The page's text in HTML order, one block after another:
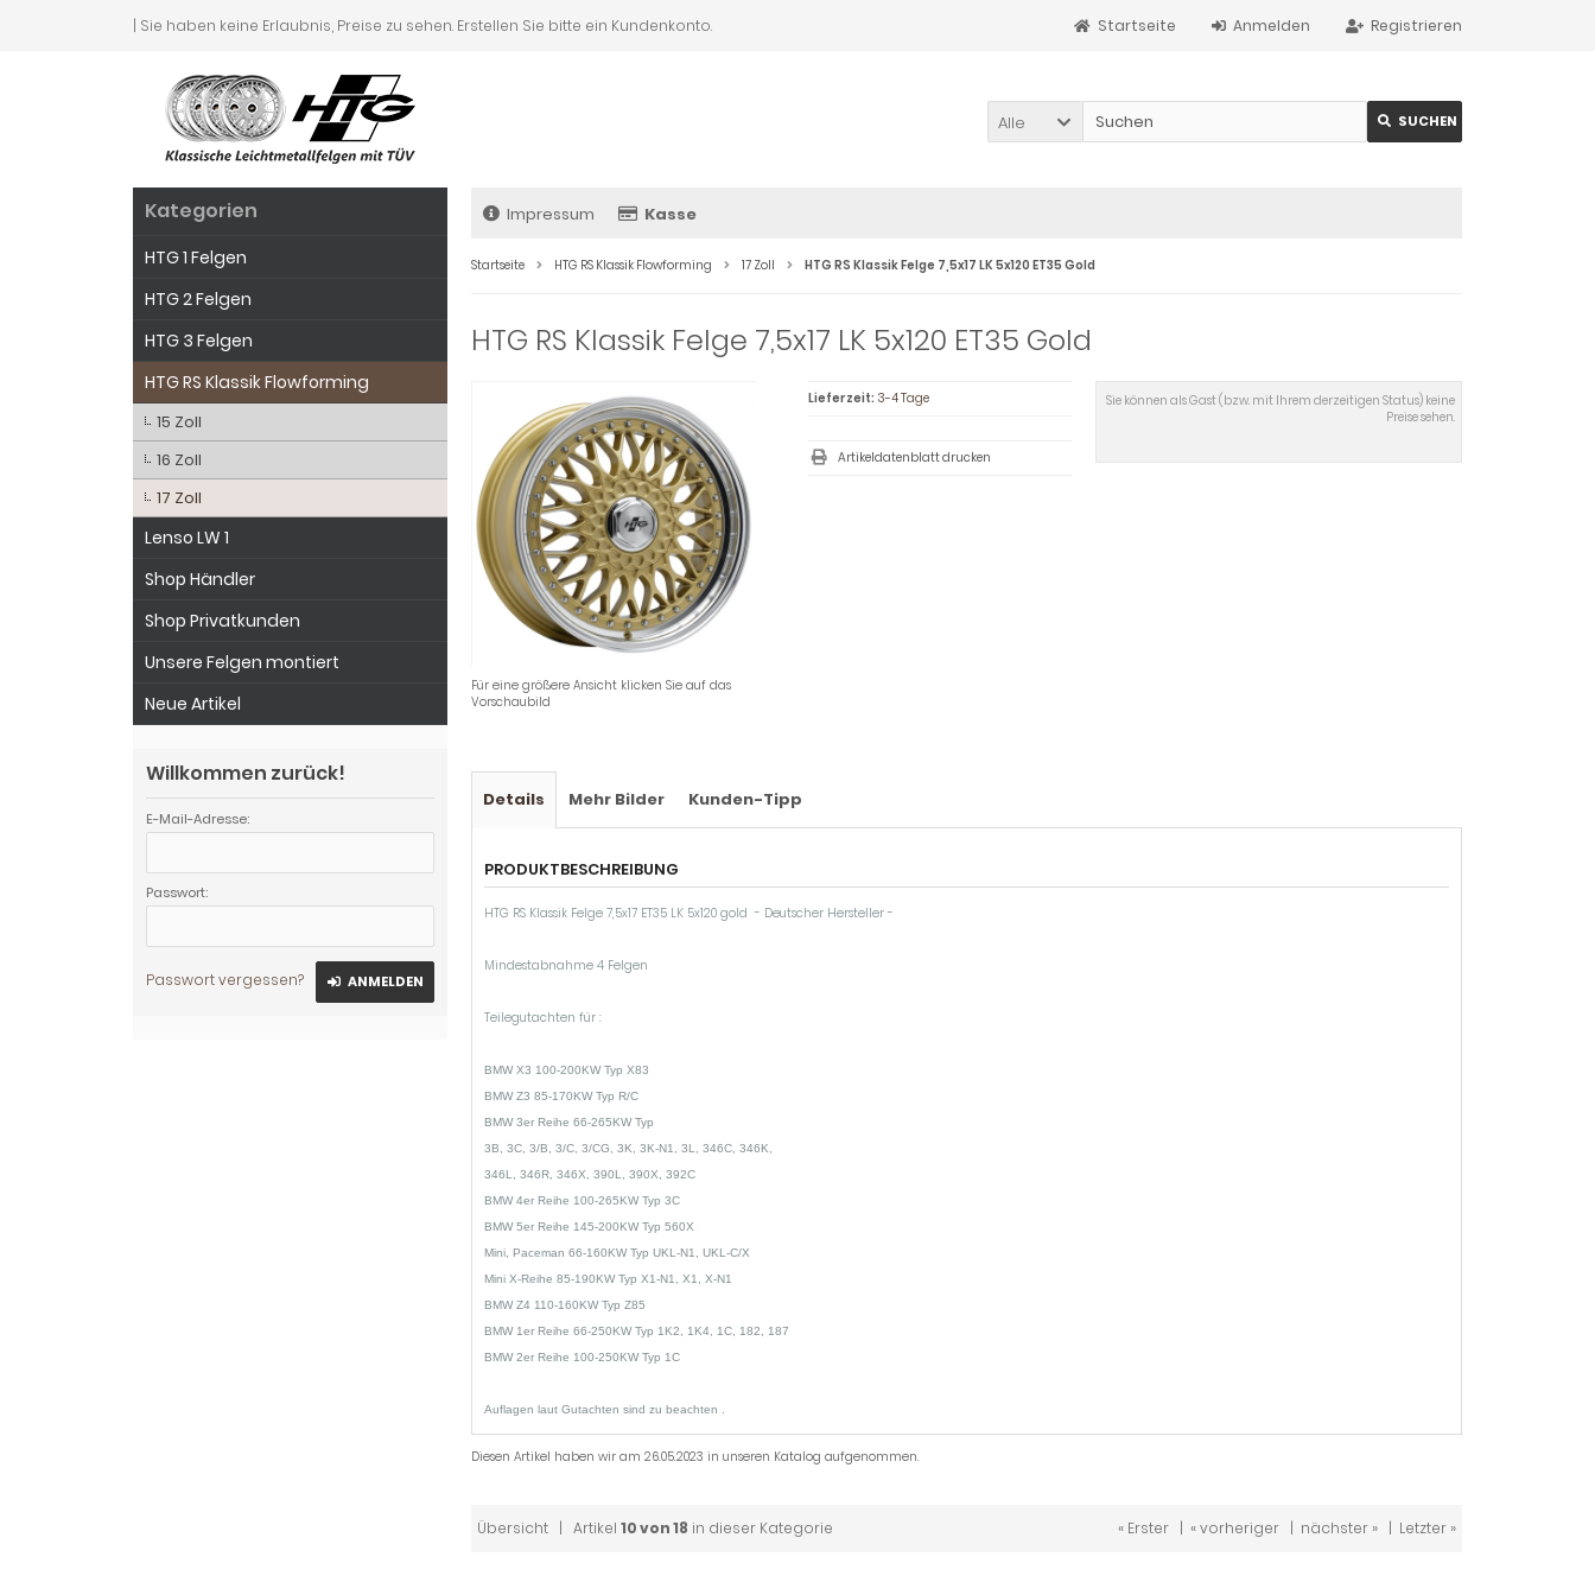
| Sie haben keine Erlaubnis, Preise zu sehen. Erstellen Sie bitte ein Kundenkonto. Registrieren
Anmelden
Startseite
Alle SUCHEN
Impressum Kasse
Startseite HTG RS Klassik Flowforming 17 Zoll HTG RS Klassik Felge 7,5x17 LK 5x120 ET35 Gold
HTG RS Klassik Felge 7,5x17 LK 5x120 ET35 Gold
Für eine größere Ansicht klicken Sie auf das
Vorschaubild
Sie können als Gast (bzw. mit Ihrem derzeitigen Status) keine
Preise sehen.
Lieferzeit: 3-4 Tage
Artikeldatenblatt drucken
Details Mehr Bilder Kunden-Tipp
PRODUKTBESCHREIBUNG
HTG RS Klassik Felge 7,5x17 ET35 LK 5x120 gold - Deutscher Hersteller -
Mindestabnahme 4 Felgen
Teilegutachten für :
BMW X3 100-200KW Typ X83
BMW Z3 85-170KW Typ R/C
BMW 3er Reihe 66-265KW Typ
3B, 3C, 3/B, 3/C, 3/CG, 3K, 3K-N1, 3L, 346C, 346K,
346L, 346R, 346X, 390L, 390X, 392C
BMW 4er Reihe 100-265KW Typ 3C
BMW 5er Reihe 145-200KW Typ 560X
Mini, Paceman 66-160KW Typ UKL-N1, UKL-C/X
Mini X-Reihe 85-190KW Typ X1-N1, X1, X-N1
BMW Z4 110-160KW Typ Z85
BMW 1er Reihe 66-250KW Typ 1K2, 1K4, 1C, 182, 187
BMW 2er Reihe 100-250KW Typ 1C
Auflagen laut Gutachten sind zu beachten .
Diesen Artikel haben wir am 26.05.2023 in unseren Katalog aufgenommen.
Übersicht | Artikel 10 von 18 in dieser Kategorie « Erster | « vorheriger | nächster » | Letzter »
Kategorien
HTG 1 Felgen
HTG 2 Felgen
HTG 3 Felgen
HTG RS Klassik Flowforming
15 Zoll
16 Zoll
17 Zoll
Lenso LW 1
Shop Händler
Shop Privatkunden
Unsere Felgen montiert
Neue Artikel
Willkommen zurück!
E-Mail-Adresse:
Passwort:
Passwort vergessen? ANMELDEN